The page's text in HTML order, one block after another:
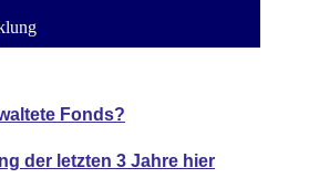
Fonds?
der letzten 3 Jahre hier